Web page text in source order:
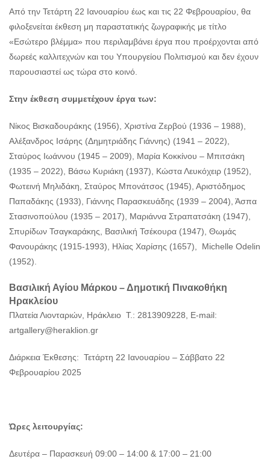
Από την Τετάρτη 22 Ιανουαρίου έως και τις 22 Φεβρουαρίου, θα
φιλοξενείται έκθεση μη παραστατικής ζωγραφικής με τίτλο
«Εσώτερο βλέμμα» που περιλαμβάνει έργα που προέρχονται από
δωρεές καλλιτεχνών και του Υπουργείου Πολιτισμού και δεν έχουν
παρουσιαστεί ως τώρα στο κοινό.
Στην έκθεση συμμετέχουν έργα των:
Νίκος Βισκαδουράκης (1956), Χριστίνα Ζερβού (1936 – 1988),
Αλέξανδρος Ισάρης (Δημητριάδης Γιάννης) (1941 – 2022),
Σταύρος Ιωάννου (1945 – 2009), Μαρία Κοκκίνου – Μπιτσάκη
(1935 – 2022), Βάσω Κυριάκη (1937), Κώστα Λευκόχειρ (1952),
Φωτεινή Μηλιδάκη, Σταύρος Μπονάτσος (1945), Αριστόδημος
Παπαδάκης (1933), Γιάννης Παρασκευάδης (1939 – 2004), Άσπα
Στασινοπούλου (1935 – 2017), Μαριάννα Στραπατσάκη (1947),
Σπυρίδων Τσαγκαράκης, Βασιλική Τσέκουρα (1947), Θωμάς
Φανουράκης (1915-1993), Ηλίας Χαρίσης (1657), Michelle Odelin
(1952).
Βασιλική Αγίου Μάρκου – Δημοτική Πινακοθήκη
Ηρακλείου
Πλατεία Λιονταριών, Ηράκλειο Τ.: 2813909228, E-mail:
artgallery@heraklion.gr
Διάρκεια Έκθεσης: Τετάρτη 22 Ιανουαρίου – Σάββατο 22
Φεβρουαρίου 2025
Ώρες λειτουργίας:
Δευτέρα – Παρασκευή 09:00 – 14:00 & 17:00 – 21:00